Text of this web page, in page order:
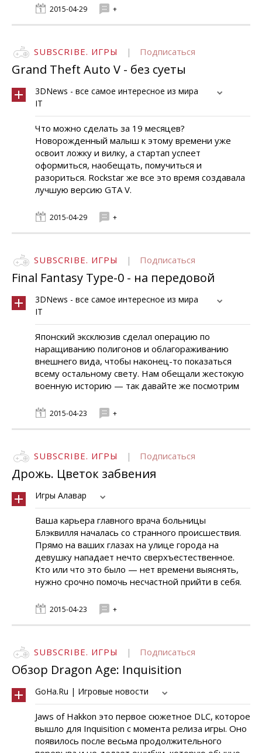
2015-04-29 +
SUBSCRIBE. ИГРЫ | Подписаться
Grand Theft Auto V - без суеты
3DNews - все самое интересное из мира
IT
Что можно сделать за 19 месяцев?
Новорожденный малыш к этому времени уже
освоит ложку и вилку, а стартап успеет
оформиться, наобещать, помучиться и
разориться. Rockstar же все это время создавала
лучшую версию GTA V.
2015-04-29 +
SUBSCRIBE. ИГРЫ | Подписаться
Final Fantasy Type-0 - на передовой
3DNews - все самое интересное из мира
IT
Японский эксклюзив сделал операцию по
наращиванию полигонов и облагораживанию
внешнего вида, чтобы наконец-то показаться
всему остальному свету. Нам обещали жестокую
военную историю — так давайте же посмотрим
2015-04-23 +
SUBSCRIBE. ИГРЫ | Подписаться
Дрожь. Цветок забвения
Игры Алавар
Ваша карьера главного врача больницы
Блэквилля началась со странного происшествия.
Прямо на ваших глазах на улице города на
девушку нападает нечто сверхъестественное.
Кто или что это было — нет времени выяснять,
нужно срочно помочь несчастной прийти в себя.
2015-04-23 +
SUBSCRIBE. ИГРЫ | Подписаться
Обзор Dragon Age: Inquisition
GoHa.Ru | Игровые новости
Jaws of Hakkon это первое сюжетное DLC, которое
вышло для Inquisition с момента релиза игры. Оно
появилось после весьма продолжительного